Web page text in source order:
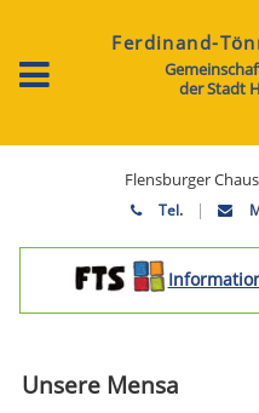
Ferdinand-
der Stadt
Flensburger
Tel. |
Unsere Mensa